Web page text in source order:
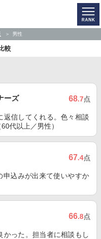
男性
較
ーズ 68.7点
返信してくれる。色々相談
代以上／男性）
67.4点
申込みが出来て使いやすか
66.8点
った。担当者に相談もし